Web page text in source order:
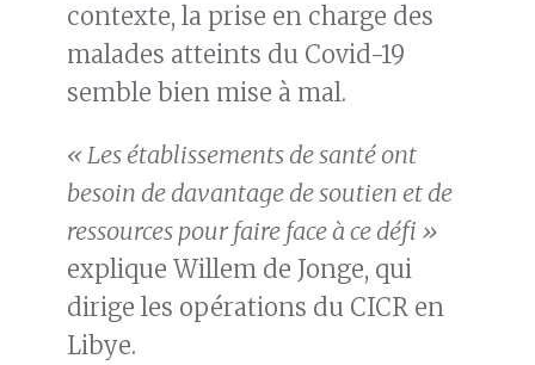
contexte, la prise en charge des
malades atteints du Covid-19
semble bien mise à mal.
« Les établissements de santé ont
besoin de davantage de soutien et de
ressources pour faire face à ce défi »
explique Willem de Jonge, qui
dirige les opérations du CICR en
Libye.